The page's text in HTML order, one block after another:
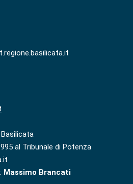
al Tribunale di Potenza
Massimo Brancati